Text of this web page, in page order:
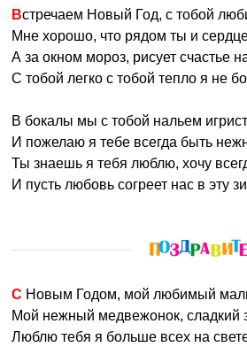
Встречаем Новый Год, с тобой
Мне хорошо, что рядом ты и
А за окном мороз, рисует счастье
С тобой легко с тобой тепло я не
В бокалы мы с тобой нальем
И пожелаю я тебе всегда быть
Ты знаешь я тебя люблю, хочу
И пусть любовь согреет нас в эту
С Новым Годом, мой любимый
Мой нежный медвежонок, сладкий
Люблю тебя я больше всех на